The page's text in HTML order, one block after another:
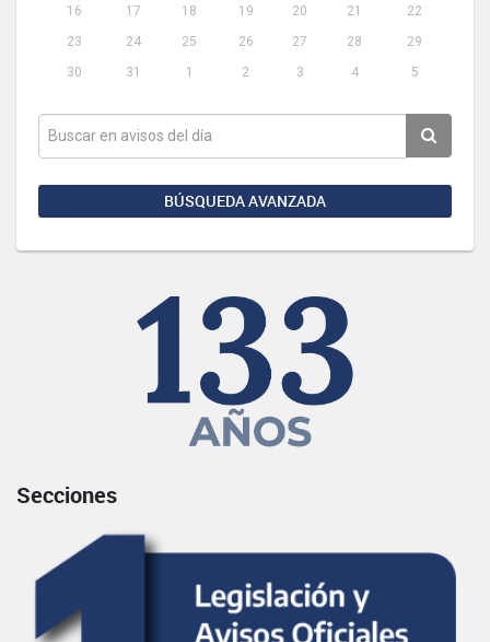
16
17 18 19 20 21
22
23
24 25 26 27 28
29
30
31 1 2 3 4 5
BÚSQUEDA AVANZADA
Secciones